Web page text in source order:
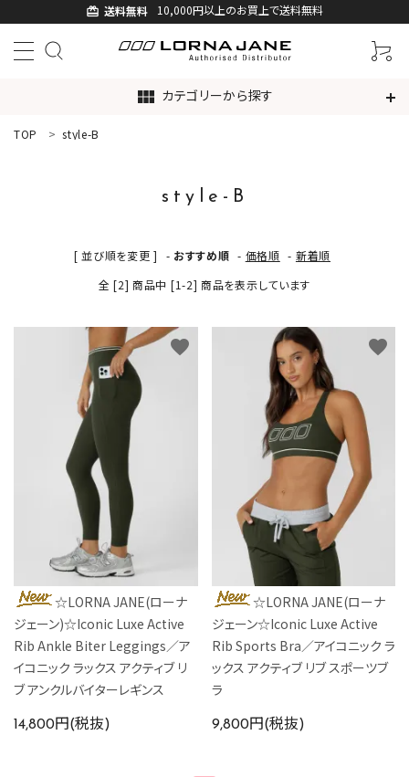
card_giftcard 送料無料 10,000円以上のお買上で送料無料
view_module カテゴリーから探す
ACCOUNT MENU
新着商品
アイテムから探す
カラーから探す
INFORMATIOM
TOP style-B
style-B
[ 並び順を変更 ] - おすすめ順 - 価格順 - 新着順
全 [2] 商品中 [1-2] 商品を表示しています
☆LORNA JANE(ローナ
ジェーン)☆Iconic Luxe Active
Rib Ankle Biter Leggings／ア
イコニック ラックス アクティブ リ
ブ アンクルバイターレギンス
14,800円(税抜)
favorite
☆LORNA JANE(ローナ
ジェーン☆Iconic Luxe Active
Rib Sports Bra／アイコニック ラ
ックス アクティブ リブ スポーツブ
ラ
9,800円(税抜)
favorite